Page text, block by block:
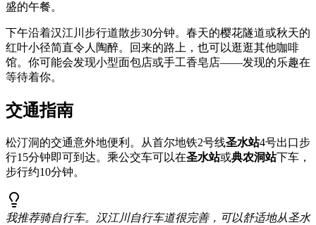
盛的午餐。
下午沿着汉江川步行道散步30分钟。春天的樱花隧道或秋天的
红叶小径简直令人陶醉。回来的路上，也可以逛逛其他咖啡
馆。你可能会发现小型面包店或手工香皂店——发现的乐趣在
等待着你。
交通指南
松汀洞的交通意外地便利。从首尔地铁2号线圣水站4号出口步
行15分钟即可到达。乘公交车可以在圣水站或典农洞站下车，
步行约10分钟。
我推荐骑自行车。汉江川自行车道很完善，可以舒适地从圣水